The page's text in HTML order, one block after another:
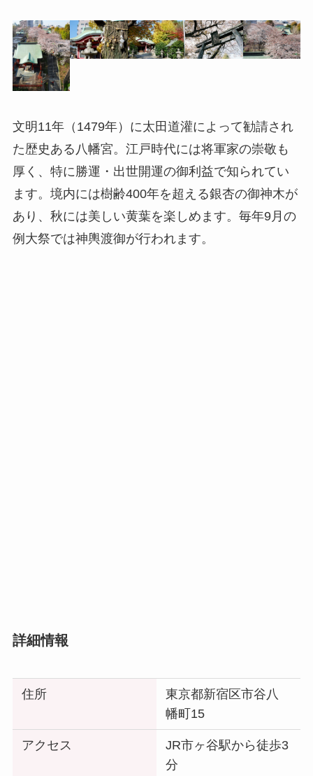
文明11年（1479年）に太田道灌によって勧請され
た歴史ある八幡宮。江戸時代には将軍家の崇敬も
厚く、特に勝運・出世開運の御利益で知られてい
ます。境内には樹齢400年を超える銀杏の御神木が
あり、秋には美しい黄葉を楽しめます。毎年9月の
例大祭では神輿渡御が行われます。
詳細情報
住所
東京都新宿区市谷八
幡町15
アクセス
JR市ヶ谷駅から徒歩3
分